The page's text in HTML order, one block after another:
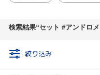
検索結果 セット #アンドロ
絞り込み